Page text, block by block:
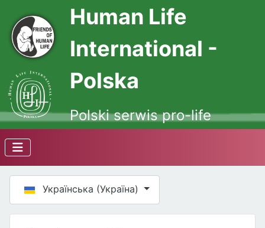
Human Life
International -
Polska
Polski serwis pro-life
Оберіть свою мову
Українська (Україна)